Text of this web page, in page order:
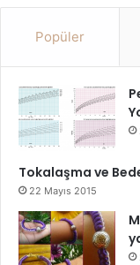
Popüler
Tokalaşma ve
22 Mayıs 2015